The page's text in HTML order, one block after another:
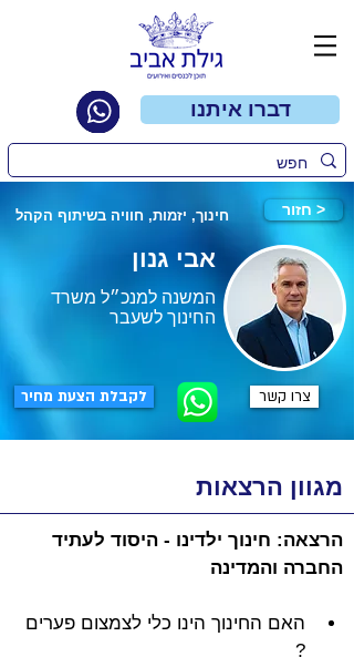
דברו איתנו
חינוך, יזמות, חוויה בשיתוף הקהל חזור >
אבי גנון
המשנה למנכ״ל משרד
החינוך לשעבר
צרו קשר לקבלת הצעת מחיר
מגוון הרצאות
הרצאה: חינוך ילדינו - היסוד לעתיד
החברה והמדינה
האם החינוך הינו כלי לצמצום פערים
?